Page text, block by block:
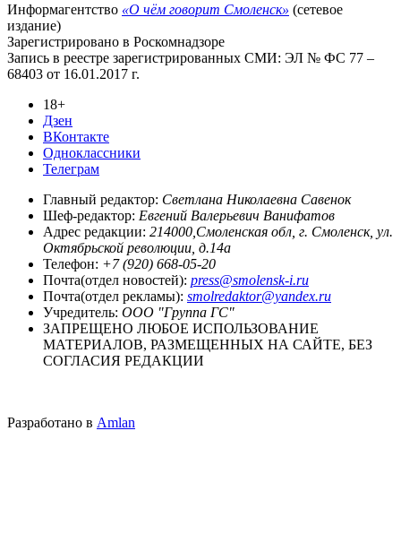
Информагентство «О чём говорит Смоленск» (сетевое
издание)
Зарегистрировано в Роскомнадзоре
Запись в реестре зарегистрированных СМИ: ЭЛ № ФС 77 –
68403 от 16.01.2017 г.
18+
Дзен
ВКонтакте
Одноклассники
Телеграм
Главный редактор: Светлана Николаевна Савенок
Шеф-редактор: Евгений Валерьевич Ванифатов
Адрес редакции: 214000,Смоленская обл, г. Смоленск, ул.
Октябрьской революции, д.14а
Телефон: +7 (920) 668-05-20
Почта(отдел новостей): press@smolensk-i.ru
Почта(отдел рекламы): smolredaktor@yandex.ru
Учредитель: ООО "Группа ГС"
ЗАПРЕЩЕНО ЛЮБОЕ ИСПОЛЬЗОВАНИЕ
МАТЕРИАЛОВ, РАЗМЕЩЕННЫХ НА САЙТЕ, БЕЗ
СОГЛАСИЯ РЕДАКЦИИ
Разработано в Amlan